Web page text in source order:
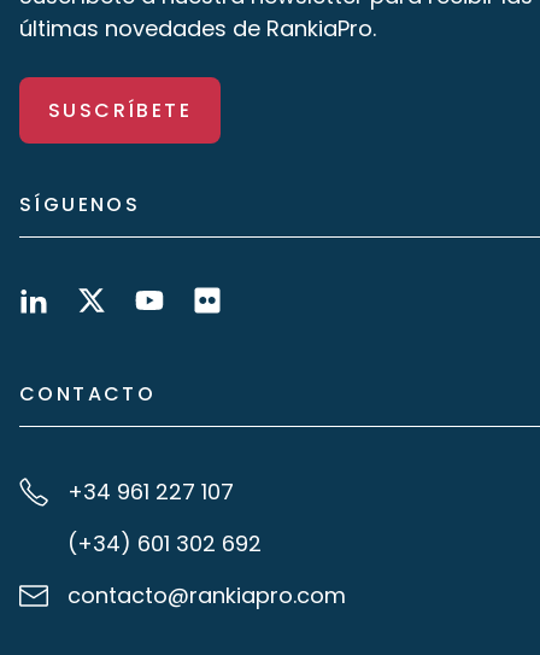
últimas novedades de RankiaPro.
SUSCRÍBETE
SÍGUENOS
CONTACTO
+34 961 227 107
(+34) 601 302 692
contacto@rankiapro.com